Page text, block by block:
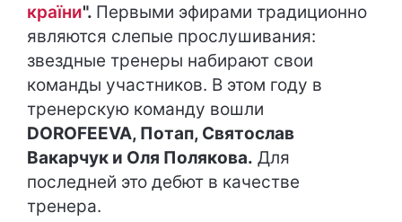
країни". Первыми эфирами традиционно
являются слепые прослушивания:
звездные тренеры набирают свои
команды участников. В этом году в
тренерскую команду вошли
DOROFEEVA, Потап, Святослав
Вакарчук и Оля Полякова. Для
последней это дебют в качестве
тренера.